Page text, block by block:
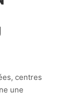
centres
une